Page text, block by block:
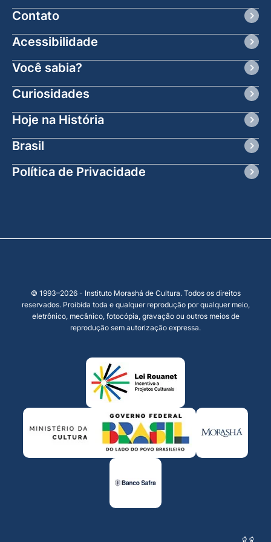
Contato
Acessibilidade
Você sabia?
Curiosidades
Hoje na História
Brasil
Política de Privacidade
© 1993–2026 - Instituto Morashá de Cultura. Todos os direitos
reservados. Proibida toda e qualquer reprodução por qualquer meio,
eletrônico, mecânico, fotocópia, gravação ou outros meios de
reprodução sem autorização expressa.